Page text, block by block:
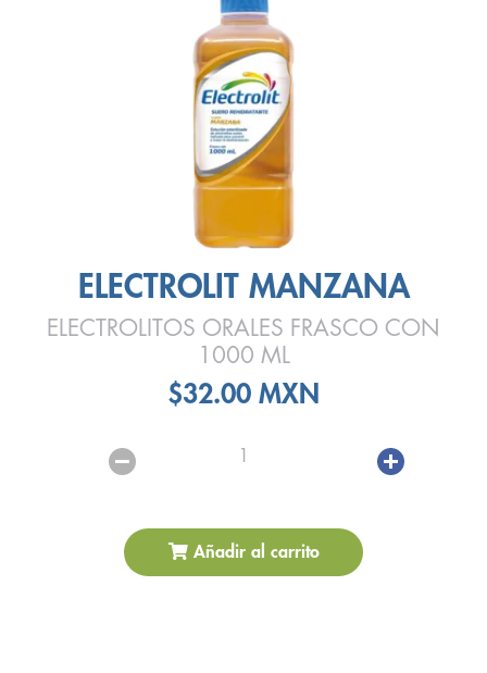
ELECTROLIT MANZANA
ELECTROLITOS ORALES FRASCO CON
1000 ML
$32.00 MXN
1
Añadir al carrito